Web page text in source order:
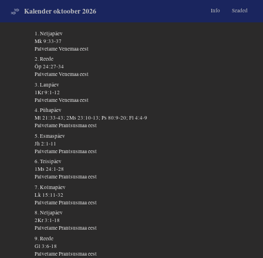
Kalender oktoober 2026 Info Seaded
1. Neljapäev
Mk 9:33-37
Palvetame Venemaa eest
2. Reede
Õp 24:27-34
Palvetame Venemaa eest
3. Laupäev
1Kr 9:1-12
Palvetame Venemaa eest
4. Pühapäev
Mt 21:33-43; 2Ms 23:10-13; Ps 80:9-20; Fl 4:4-9
Palvetame Prantsusmaa eest
5. Esmaspäev
Jh 2:1-11
Palvetame Prantsusmaa eest
6. Teisipäev
1Ms 24:1-28
Palvetame Prantsusmaa eest
7. Kolmapäev
Lk 15:11-32
Palvetame Prantsusmaa eest
8. Neljapäev
2Kr 3:1-18
Palvetame Prantsusmaa eest
9. Reede
Gl 3:6-18
Palvetame Prantsusmaa eest